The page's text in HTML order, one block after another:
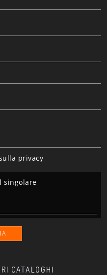
CATALOGHI
privacy
singolare